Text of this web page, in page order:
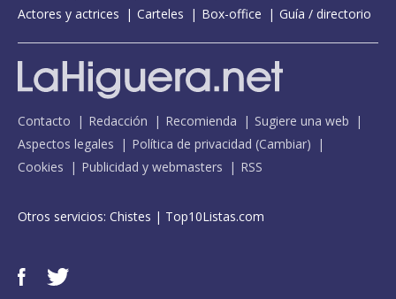
Actores y actrices
Carteles Box-office Guía / directorio
Contacto Redacción Recomienda
Sugiere una web
Aspectos legales
Política de privacidad (Cambiar)
Cookies
Publicidad y webmasters RSS
Otros servicios: Chistes | Top10Listas.com